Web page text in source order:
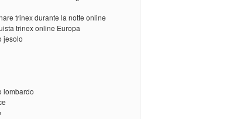
trinex durante la notte online
trinex online Europa
jesolo
lombardo